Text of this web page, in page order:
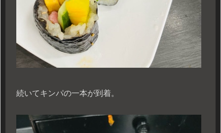
続いてキンパの一本が到着。